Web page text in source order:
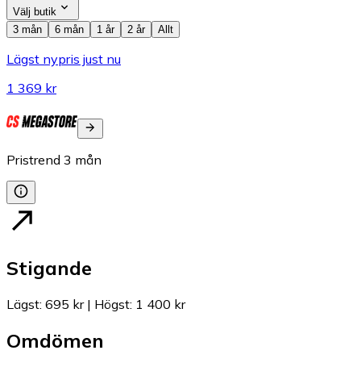
Välj butik
3 mån
6 mån 1 år 2 år Allt
Lägst nypris just nu
1 369 kr
Pristrend 3 mån
Stigande
Lägst: 695 kr| Högst: 1 400 kr
Omdömen